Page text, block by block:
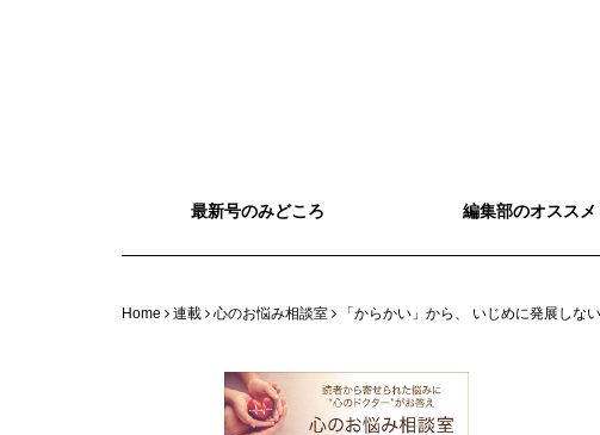
最新号のみどころ 編集部のオススメ
Home 連載 心のお悩み相談室 「からかい」から、 いじめに発展しな